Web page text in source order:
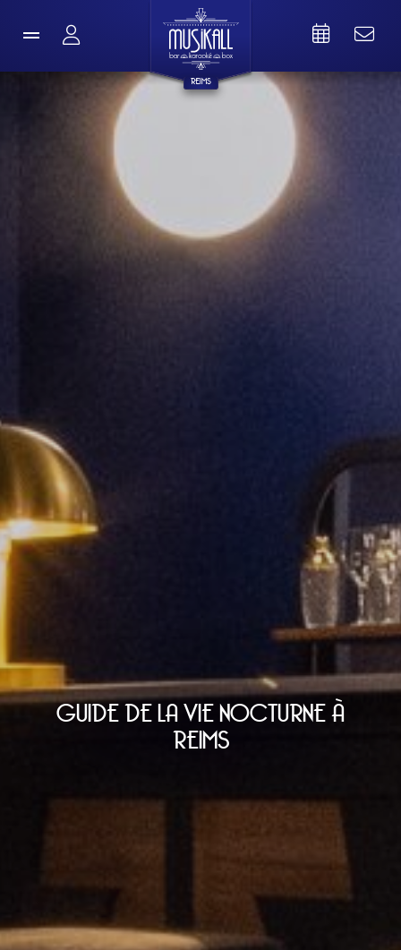
REIMS
GUIDE DE LA VIE NOCTURNE À
REIMS